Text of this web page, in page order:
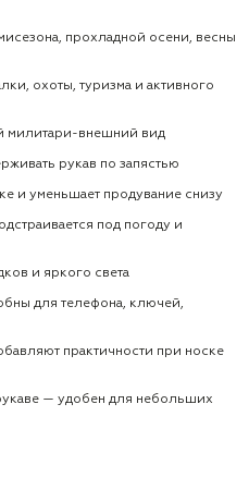
прохладной осени, весны
охоты, туризма и активного
милитари-внешний вид
рукав по запястью
и уменьшает продувание снизу
под погоду и
и яркого света
для телефона, ключей,
практичности при носке
— удобен для небольших